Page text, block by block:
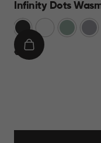
Infinity Dots
DonkergrijsGroenLicht
€
€ 19,95
IN